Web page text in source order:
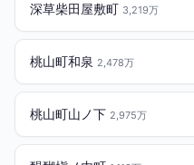
深草柴田屋敷町 3,219万
桃山町和泉 2,478万
桃山町山ノ下 2,975万